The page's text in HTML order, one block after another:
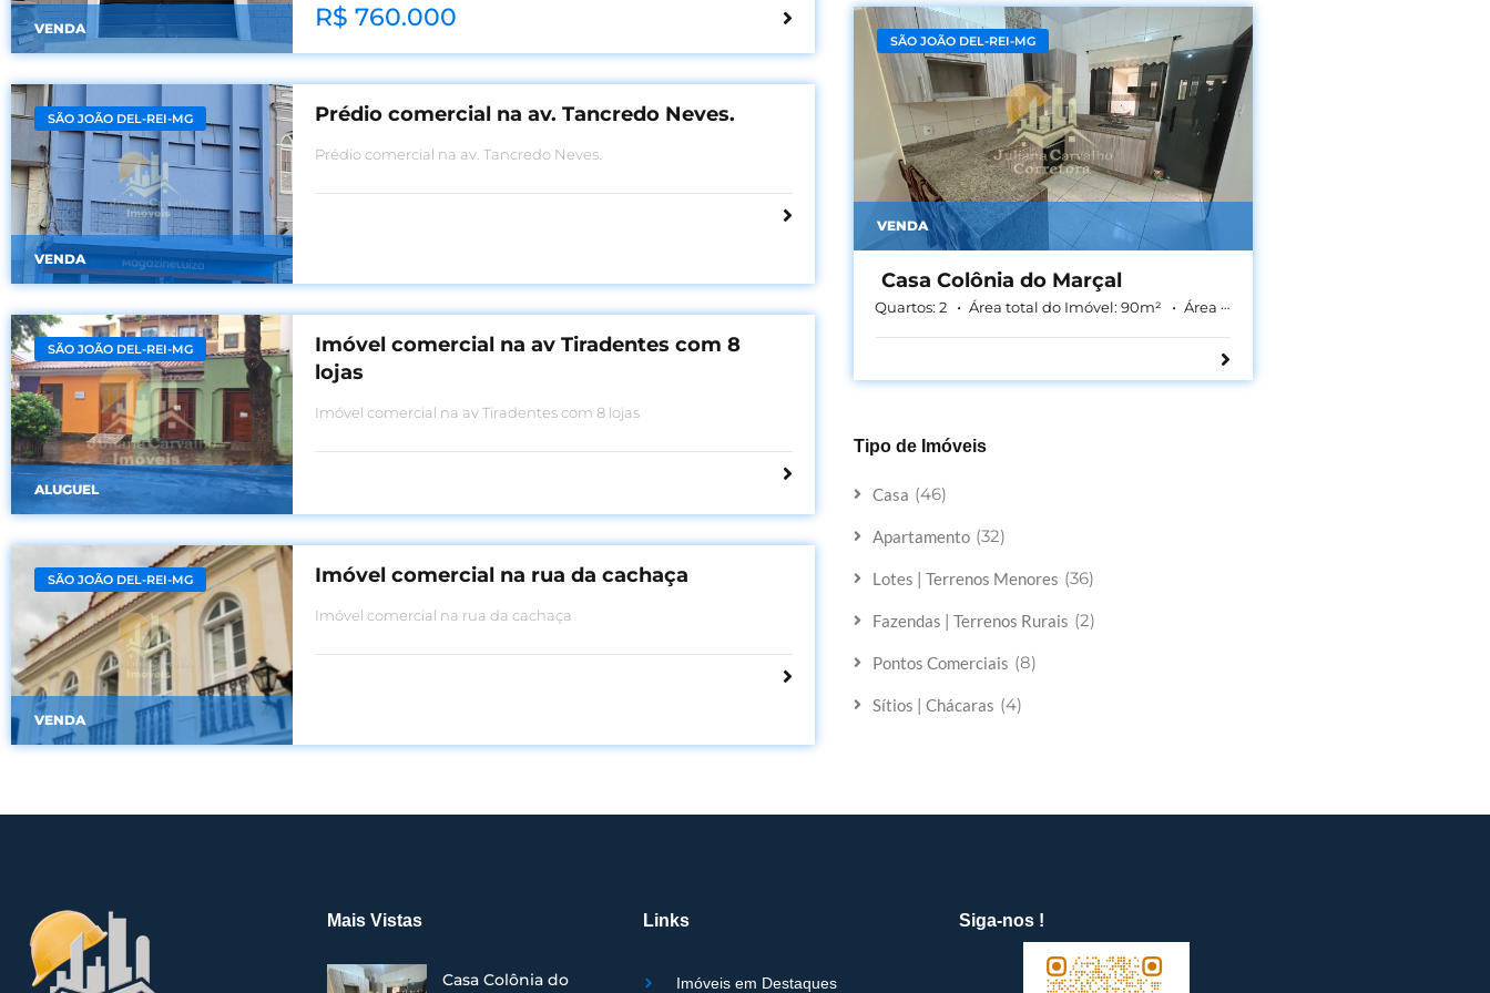
VENDA R$ 760.000
SÃO JOÃO DEL-REI-MG
VENDA
Prédio comercial na av. Tancredo Neves.
Prédio comercial na av. Tancredo Neves.
SÃO JOÃO DEL-REI-MG
ALUGUEL
Imóvel comercial na av Tiradentes com 8
lojas
Imóvel comercial na av Tiradentes com 8 lojas
SÃO JOÃO DEL-REI-MG
VENDA
Imóvel comercial na rua da cachaça
Imóvel comercial na rua da cachaça
SÃO JOÃO DEL-REI-MG
VENDA
Casa Colônia do Marçal
Quartos: 2 Área total do Imóvel: 90m² Área Construída:
Tipo de Imóveis
Casa (46)
Apartamento (32)
Lotes | Terrenos Menores (36)
Fazendas | Terrenos Rurais (2)
Pontos Comerciais (8)
Sítios | Chácaras (4)
Mais Vistas
Casa Colônia do
Links
Imóveis em Destaques
Siga-nos !